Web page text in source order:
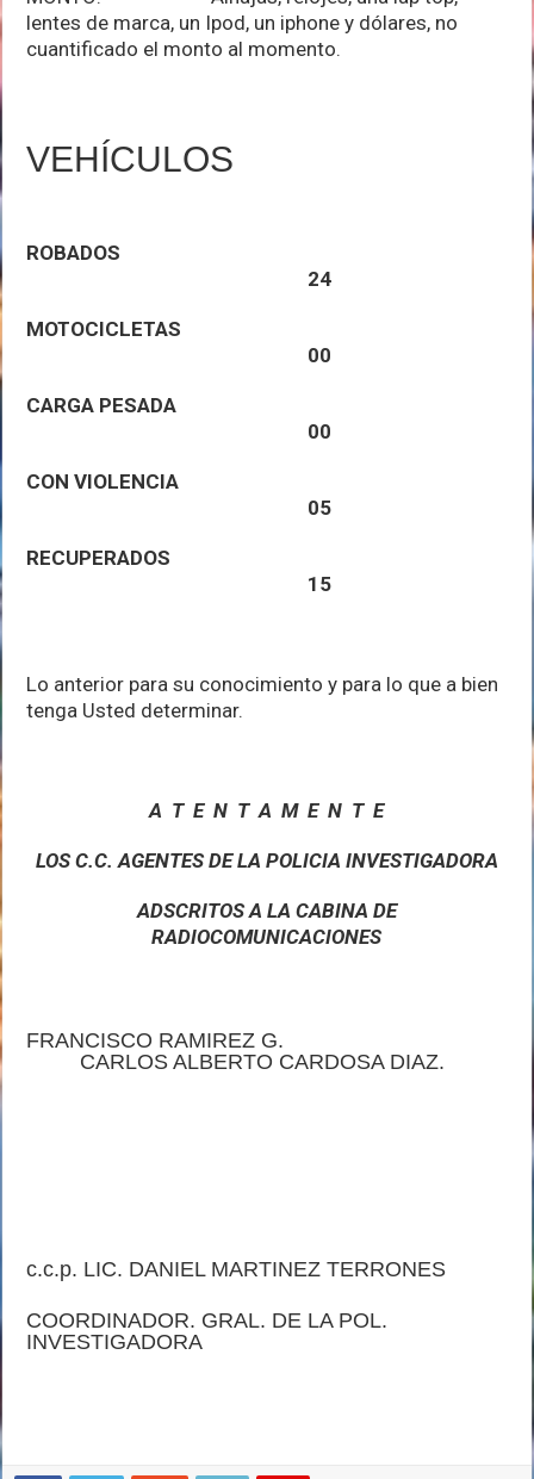
lentes de marca, un Ipod, un iphone y dólares, no
cuantificado el monto al momento.
VEHÍCULOS
ROBADOS
24
MOTOCICLETAS
00
CARGA PESADA
00
CON VIOLENCIA
05
RECUPERADOS
15
Lo anterior para su conocimiento y para lo que a bien
tenga Usted determinar.
A T E N T A M E N T E
LOS C.C. AGENTES DE LA POLICIA INVESTIGADORA
ADSCRITOS A LA CABINA DE
RADIOCOMUNICACIONES
FRANCISCO RAMIREZ G.
CARLOS ALBERTO CARDOSA DIAZ.
c.c.p. LIC. DANIEL MARTINEZ TERRONES
COORDINADOR. GRAL. DE LA POL.
INVESTIGADORA